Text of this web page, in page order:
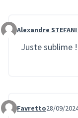
Commentaire 2208
Alexandre STEFANI
Juste sublime !
Commentaire 2209
Favretto28/09/